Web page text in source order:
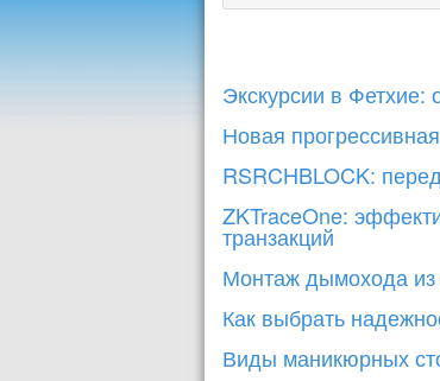
Экскурсии в Фетхие:
Новая
RSRCHBLOCK:
ZKTraceOne:
транзакций
Монтаж дымохода
Как выбрать
Виды маникюрных